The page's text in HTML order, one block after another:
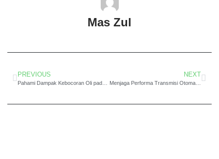
Mas Zul
PREVIOUS NEXT
Menjaga Performa Transmisi Otomatis Mitsubishi Delica agar Awet dan Handal